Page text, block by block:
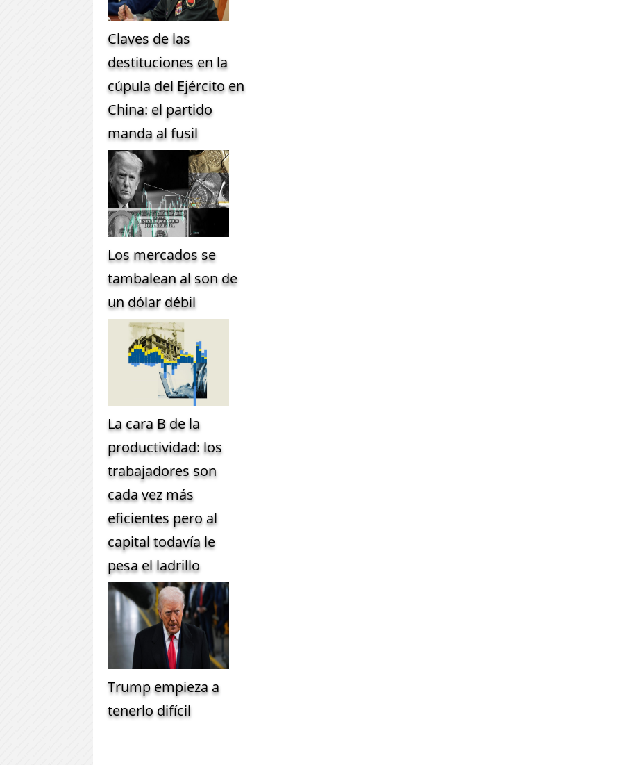
Claves de las
destituciones en la
cúpula del Ejército en
China: el partido
manda al fusil
Los mercados se
tambalean al son de
un dólar débil
La cara B de la
productividad: los
trabajadores son
cada vez más
eficientes pero al
capital todavía le
pesa el ladrillo
Trump empieza a
tenerlo difícil